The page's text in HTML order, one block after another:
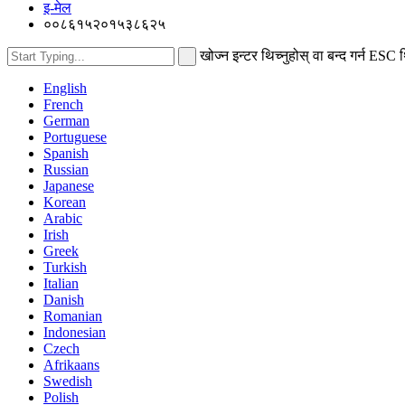
इ-मेल
००८६१५२०१५३८६२५
खोज्न इन्टर थिच्नुहोस् वा बन्द गर्न ESC
English
French
German
Portuguese
Spanish
Russian
Japanese
Korean
Arabic
Irish
Greek
Turkish
Italian
Danish
Romanian
Indonesian
Czech
Afrikaans
Swedish
Polish